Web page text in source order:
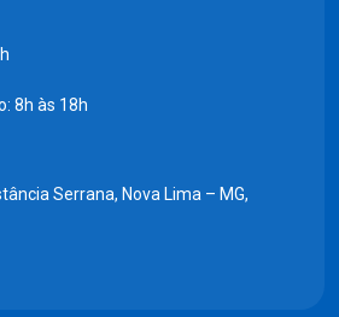
8h às 18h
Serrana, Nova Lima – MG,